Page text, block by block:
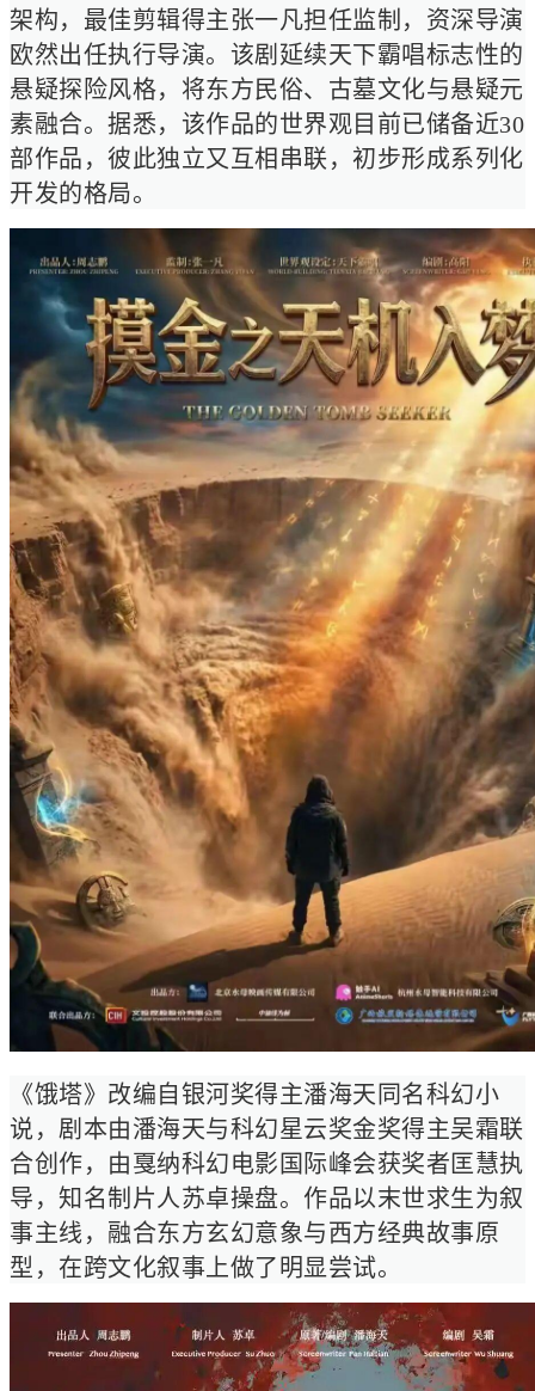
架构，最佳剪辑得主张一凡担任监制，资深导演
欧然出任执行导演。该剧延续天下霸唱标志性的
悬疑探险风格，将东方民俗、古墓文化与悬疑元
素融合。据悉，该作品的世界观目前已储备近30
部作品，彼此独立又互相串联，初步形成系列化
开发的格局。
《饿塔》改编自银河奖得主潘海天同名科幻小
说，剧本由潘海天与科幻星云奖金奖得主吴霜联
合创作，由戛纳科幻电影国际峰会获奖者匡慧执
导，知名制片人苏卓操盘。作品以末世求生为叙
事主线，融合东方玄幻意象与西方经典故事原
型，在跨文化叙事上做了明显尝试。